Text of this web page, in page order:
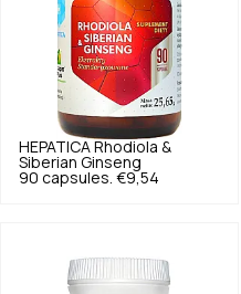
HEPATICA Rhodiola &
Siberian Ginseng
90 capsules. €9,54